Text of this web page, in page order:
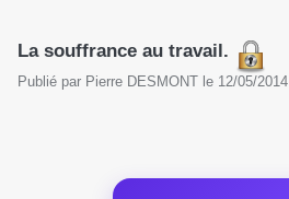
La souffrance au travail.
Publié par Pierre DESMONT le 12/05/2014